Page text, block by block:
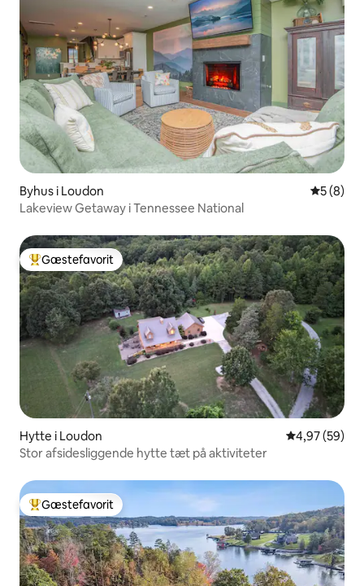
Byhus i Loudon 5 ud af 5
5 (8)
Lakeview Getaway i Tennessee National
Bedste gæstefavorit
Gæstefavorit
Hytte i Loudon 4,97 ud af 5 i
4,97 (59)
Stor afsidesliggende hytte tæt på aktiviteter
Bedste gæstefavorit
Gæstefavorit